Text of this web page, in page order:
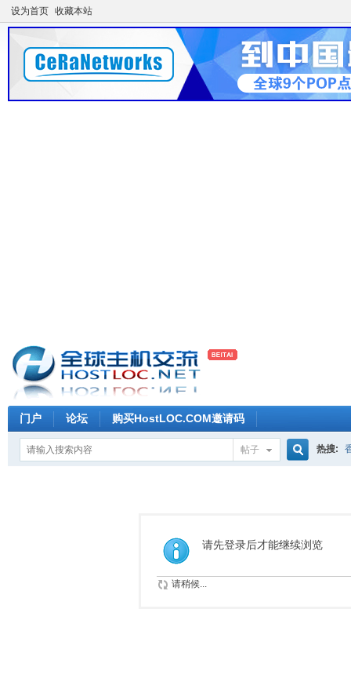
设为首页 收藏本站
门户 论坛 购买HostLOC.COM邀请码
帖子
索
热搜:
请先登录后才能继续浏览
请稍候...